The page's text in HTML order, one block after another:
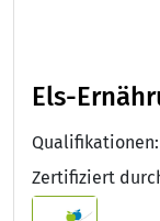
Els-
Zertifiziert